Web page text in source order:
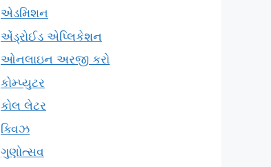
એડમિશન
એંડ્રોઈડ એપ્લિકેશન
ઓનલાઇન અરજી કરો
કોમ્પ્યુટર
કોલ લેટર
ક્વિઝ
ગુણોત્સવ